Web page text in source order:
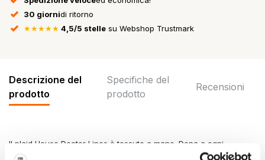
30 giornidi ritorno
★★★★★ 4,5/5 stelle su Webshop Trustmark
Descrizione del
prodotto
Specifiche del
prodotto
Recensioni
Il plaid House Doctor Lines è tessuto a mano. Dona a ogni
ambiente un aspetto caldo e accogliente. Realizzato in cotone e